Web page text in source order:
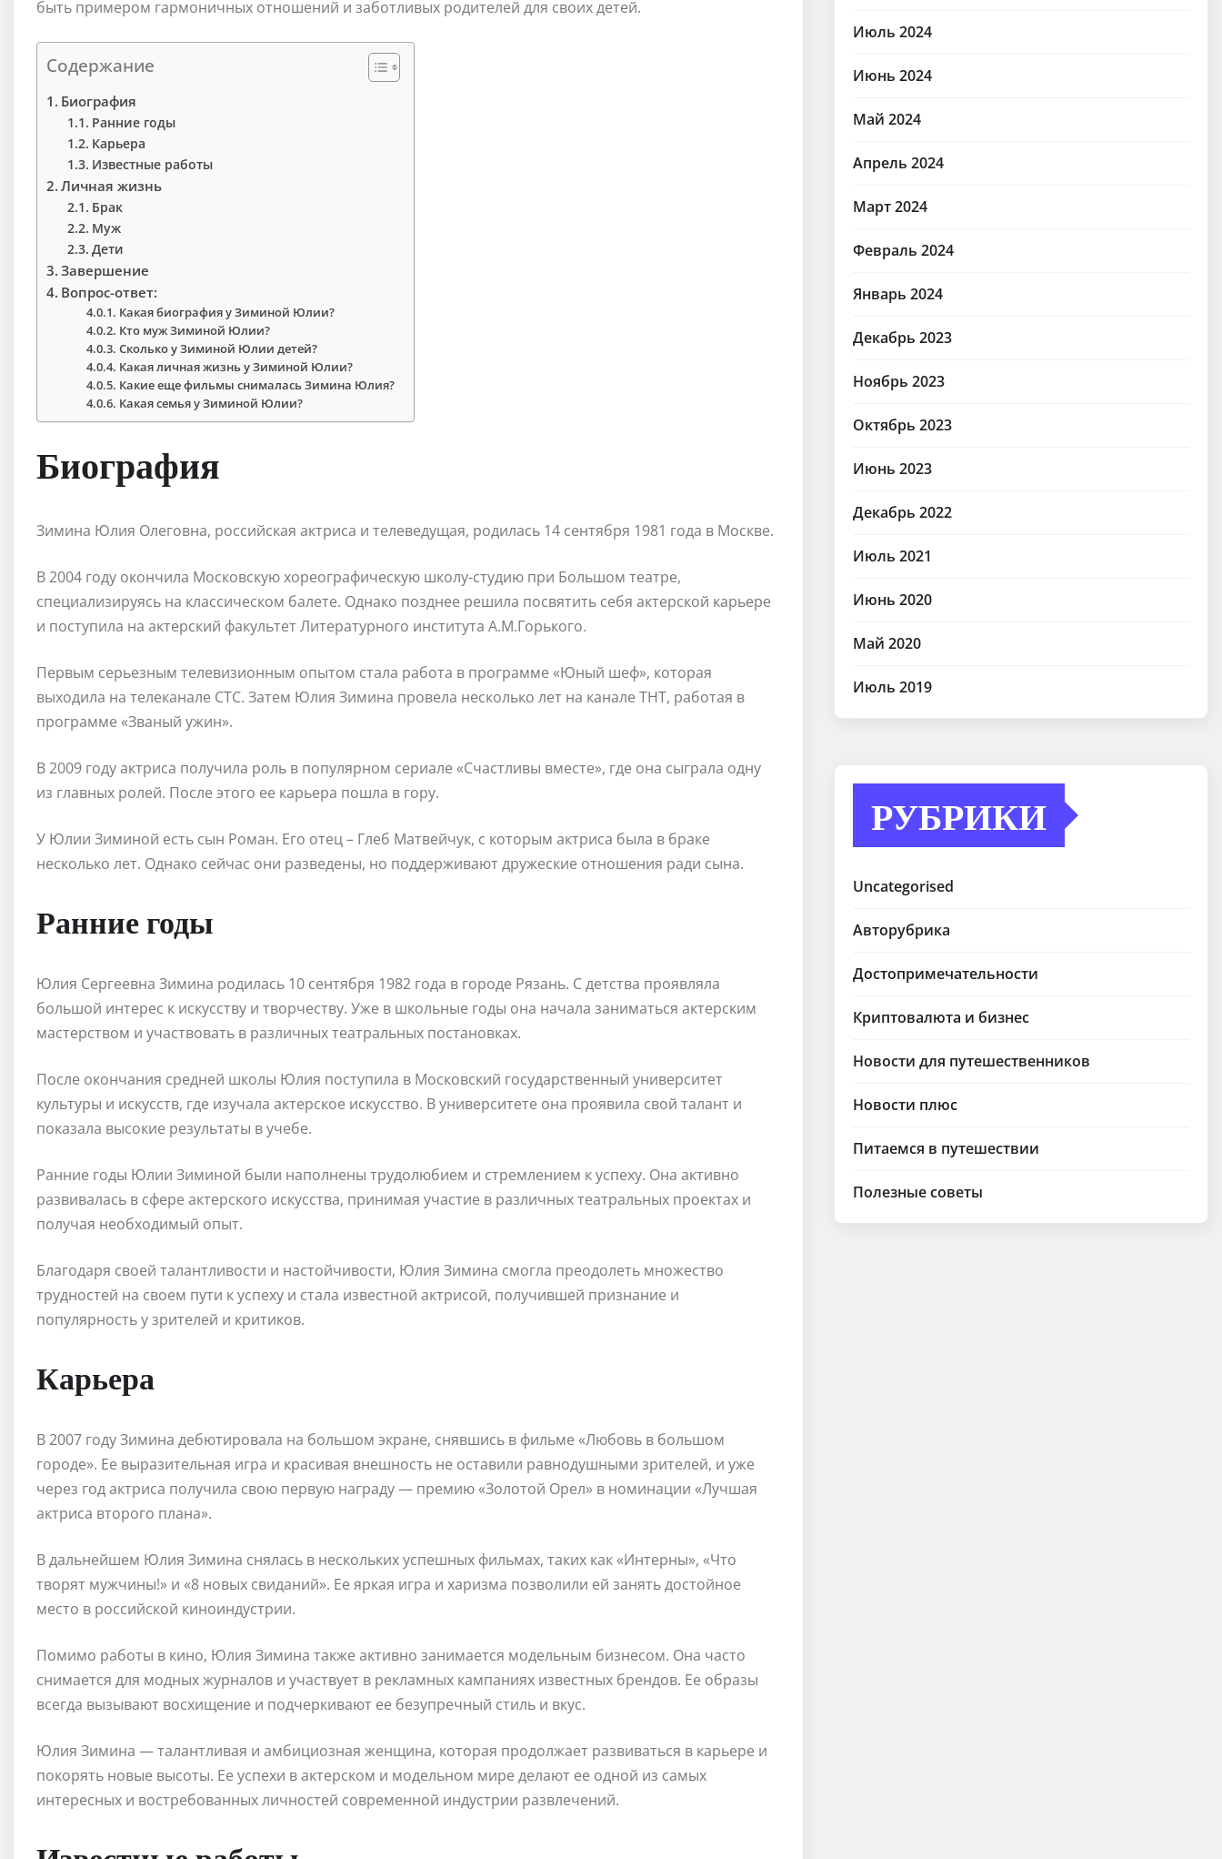
быть примером гармоничных отношений и заботливых родителей для своих детей.
Содержание
Биография
Ранние годы
Карьера
Известные работы
Личная жизнь
Брак
Муж
Дети
Завершение
Вопрос-ответ:
Какая биография у Зиминой Юлии?
Кто муж Зиминой Юлии?
Сколько у Зиминой Юлии детей?
Какая личная жизнь у Зиминой Юлии?
Какие еще фильмы снималась Зимина Юлия?
Какая семья у Зиминой Юлии?
Биография
Зимина Юлия Олеговна, российская актриса и телеведущая, родилась 14 сентября 1981 года в Москве.
В 2004 году окончила Московскую хореографическую школу-студию при Большом театре,
специализируясь на классическом балете. Однако позднее решила посвятить себя актерской карьере
и поступила на актерский факультет Литературного института А.М.Горького.
Первым серьезным телевизионным опытом стала работа в программе «Юный шеф», которая
выходила на телеканале СТС. Затем Юлия Зимина провела несколько лет на канале ТНТ, работая в
программе «Званый ужин».
В 2009 году актриса получила роль в популярном сериале «Счастливы вместе», где она сыграла одну
из главных ролей. После этого ее карьера пошла в гору.
У Юлии Зиминой есть сын Роман. Его отец – Глеб Матвейчук, с которым актриса была в браке
несколько лет. Однако сейчас они разведены, но поддерживают дружеские отношения ради сына.
Ранние годы
Юлия Сергеевна Зимина родилась 10 сентября 1982 года в городе Рязань. С детства проявляла
большой интерес к искусству и творчеству. Уже в школьные годы она начала заниматься актерским
мастерством и участвовать в различных театральных постановках.
После окончания средней школы Юлия поступила в Московский государственный университет
культуры и искусств, где изучала актерское искусство. В университете она проявила свой талант и
показала высокие результаты в учебе.
Ранние годы Юлии Зиминой были наполнены трудолюбием и стремлением к успеху. Она активно
развивалась в сфере актерского искусства, принимая участие в различных театральных проектах и
получая необходимый опыт.
Благодаря своей талантливости и настойчивости, Юлия Зимина смогла преодолеть множество
трудностей на своем пути к успеху и стала известной актрисой, получившей признание и
популярность у зрителей и критиков.
Карьера
В 2007 году Зимина дебютировала на большом экране, снявшись в фильме «Любовь в большом
городе». Ее выразительная игра и красивая внешность не оставили равнодушными зрителей, и уже
через год актриса получила свою первую награду — премию «Золотой Орел» в номинации «Лучшая
актриса второго плана».
В дальнейшем Юлия Зимина снялась в нескольких успешных фильмах, таких как «Интерны», «Что
творят мужчины!» и «8 новых свиданий». Ее яркая игра и харизма позволили ей занять достойное
место в российской киноиндустрии.
Помимо работы в кино, Юлия Зимина также активно занимается модельным бизнесом. Она часто
снимается для модных журналов и участвует в рекламных кампаниях известных брендов. Ее образы
всегда вызывают восхищение и подчеркивают ее безупречный стиль и вкус.
Юлия Зимина — талантливая и амбициозная женщина, которая продолжает развиваться в карьере и
покорять новые высоты. Ее успехи в актерском и модельном мире делают ее одной из самых
интересных и востребованных личностей современной индустрии развлечений.
Июль 2024
Июнь 2024
Май 2024
Апрель 2024
Март 2024
Февраль 2024
Январь 2024
Декабрь 2023
Ноябрь 2023
Октябрь 2023
Июнь 2023
Декабрь 2022
Июль 2021
Июнь 2020
Май 2020
Июль 2019
РУБРИКИ
Uncategorised
Авторубрика
Достопримечательности
Криптовалюта и бизнес
Новости для путешественников
Новости плюс
Питаемся в путешествии
Полезные советы